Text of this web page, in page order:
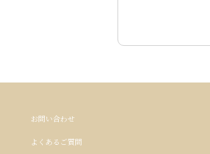
お問い合わせ
よくあるご質問